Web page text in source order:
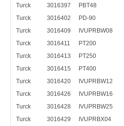
Turck
3016397
PBT48
Turck
3016402
PD-90
Turck
3016409
IVUPRBW08
Turck
3016411
PT200
Turck
3016413
PT250
Turck
3016415
PT400
Turck
3016420
IVUPRBW12
Turck
3016426
IVUPRBW16
Turck
3016428
IVUPRBW25
Turck
3016429
IVUPRBX04